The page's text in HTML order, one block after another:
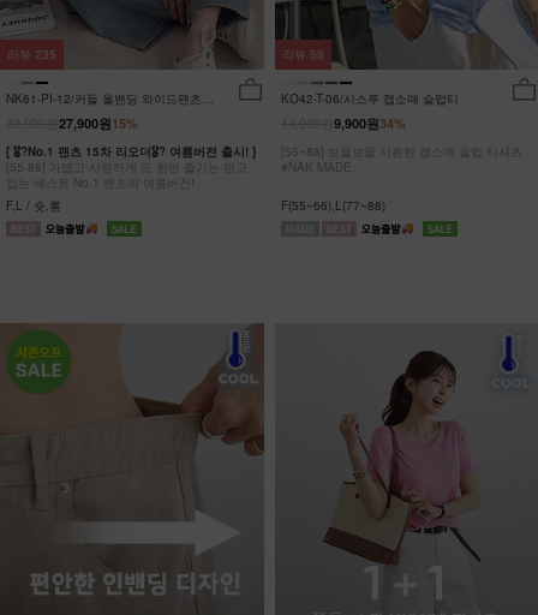
NK61-PI-12/커들 올밴딩 와이드팬츠
15%
27,900원
[ 🎖?No.1 팬츠 15차 리오더🎖? 여름버전 출시! ]
[55-88] 가볍고 시원하게 또 한번 즐기는 믿고
입는 베스트 No.1 팬츠의 여름버전!
F,L / 숏,롱
리뷰 235
KO42-T-06/시스루 캡소매 슬럽티
34%
9,900원
[55~88] 보들보들 시원한 캡소매 슬럽 티셔츠
#NAK MADE.
F(55~66),L(77~88)
리뷰 58